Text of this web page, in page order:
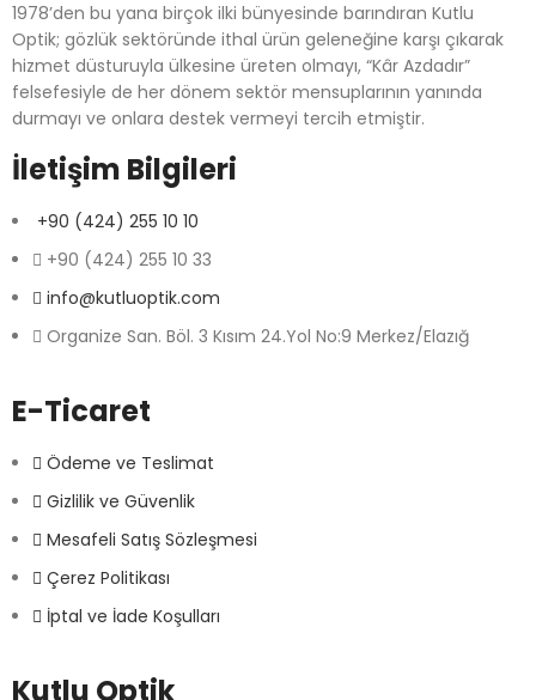
1978’den bu yana birçok ilki bünyesinde barındıran Kutlu
Optik; gözlük sektöründe ithal ürün geleneğine karşı çıkarak
hizmet düsturuyla ülkesine üreten olmayı, “Kâr Azdadır”
felsefesiyle de her dönem sektör mensuplarının yanında
durmayı ve onlara destek vermeyi tercih etmiştir.
İletişim Bilgileri
+90 (424) 255 10 10
+90 (424) 255 10 33
info@kutluoptik.com
Organize San. Böl. 3 Kısım 24.Yol No:9 Merkez/Elazığ
E-Ticaret
Ödeme ve Teslimat
Gizlilik ve Güvenlik
Mesafeli Satış Sözleşmesi
Çerez Politikası
İptal ve İade Koşulları
Kutlu Optik